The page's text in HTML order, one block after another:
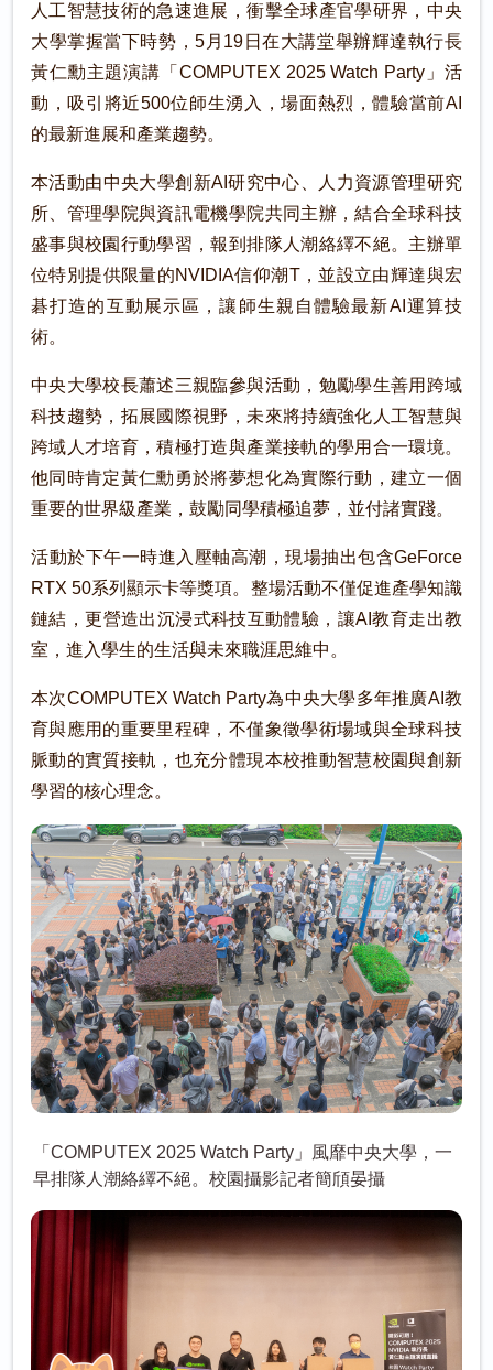
人工智慧技術的急速進展，衝擊全球產官學研界，中央
大學掌握當下時勢，5月19日在大講堂舉辦輝達執行長
黃仁勳主題演講「COMPUTEX 2025 Watch Party」活
動，吸引將近500位師生湧入，場面熱烈，體驗當前AI
的最新進展和產業趨勢。
本活動由中央大學創新AI研究中心、人力資源管理研究
所、管理學院與資訊電機學院共同主辦，結合全球科技
盛事與校園行動學習，報到排隊人潮絡繹不絕。主辦單
位特別提供限量的NVIDIA信仰潮T，並設立由輝達與宏
碁打造的互動展示區，讓師生親自體驗最新AI運算技
術。
中央大學校長蕭述三親臨參與活動，勉勵學生善用跨域
科技趨勢，拓展國際視野，未來將持續強化人工智慧與
跨域人才培育，積極打造與產業接軌的學用合一環境。
他同時肯定黃仁勳勇於將夢想化為實際行動，建立一個
重要的世界級產業，鼓勵同學積極追夢，並付諸實踐。
活動於下午一時進入壓軸高潮，現場抽出包含GeForce
RTX 50系列顯示卡等獎項。整場活動不僅促進產學知識
鏈結，更營造出沉浸式科技互動體驗，讓AI教育走出教
室，進入學生的生活與未來職涯思維中。
本次COMPUTEX Watch Party為中央大學多年推廣AI教
育與應用的重要里程碑，不僅象徵學術場域與全球科技
脈動的實質接軌，也充分體現本校推動智慧校園與創新
學習的核心理念。
「COMPUTEX 2025 Watch Party」風靡中央大學，一
早排隊人潮絡繹不絕。校園攝影記者簡頎晏攝